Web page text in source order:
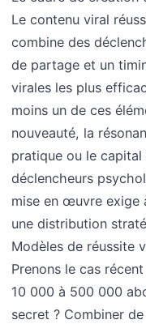
Le contenu viral
combine des
de partage et un
virales les plus
moins un de ces
nouveauté, la
pratique ou le
déclencheurs
mise en œuvre exige
une distribution
Modèles de réussite
Prenons le cas
10 000 à 500 000
secret ? Combiner